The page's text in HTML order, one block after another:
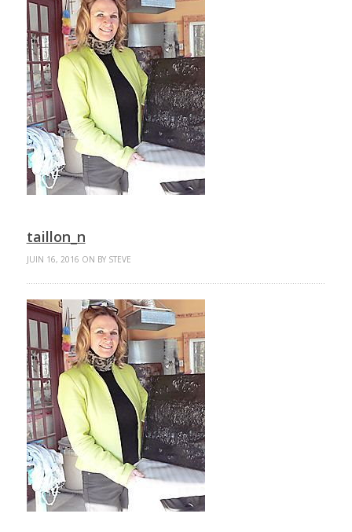
taillon_n
JUIN 16, 2016 ON BY STEVE